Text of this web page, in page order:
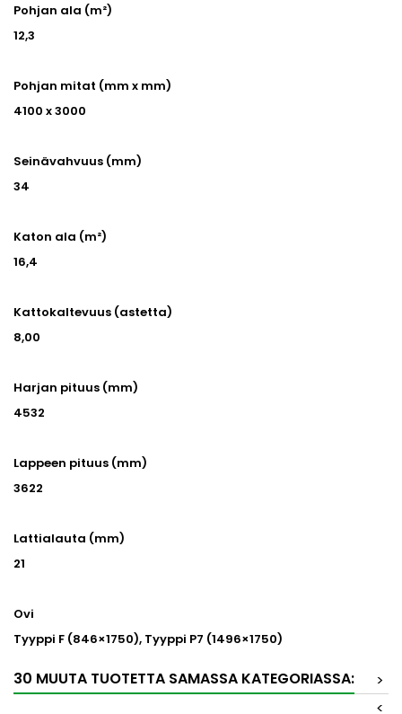
Pohjan ala (m²)
12,3
Pohjan mitat (mm x mm)
4100 x 3000
Seinävahvuus (mm)
34
Katon ala (m²)
16,4
Kattokaltevuus (astetta)
8,00
Harjan pituus (mm)
4532
Lappeen pituus (mm)
3622
Lattialauta (mm)
21
Ovi
Tyyppi F (846×1750), Tyyppi P7 (1496×1750)
30 MUUTA TUOTETTA SAMASSA KATEGORIASSA:
>
<